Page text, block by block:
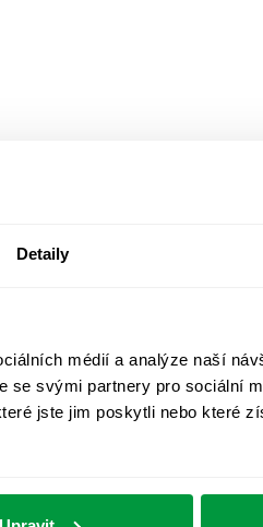
Detaily
médií a analýze naší
svými partnery pro sociální
jste jim poskytli nebo které